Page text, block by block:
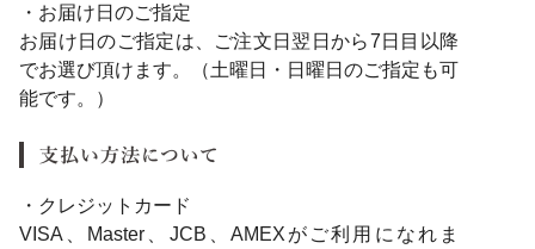
・お届け日のご指定
お届け日のご指定は、ご注文日翌日から7日目以降
でお選び頂けます。（土曜日・日曜日のご指定も可
能です。）
・クレジットカード
VISA、Master、JCB、AMEXがご利用になれま